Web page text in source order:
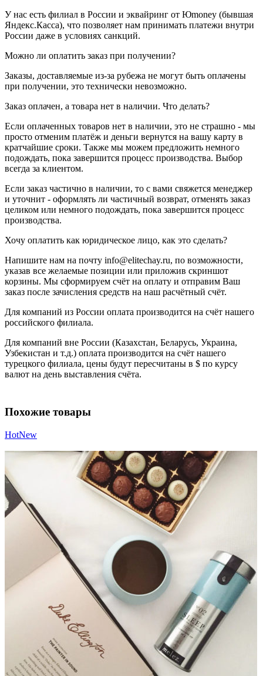
У нас есть филиал в России и эквайринг от Юmoney (бывшая
Яндекс.Касса), что позволяет нам принимать платежи внутри
России даже в условиях санкций.
Можно ли оплатить заказ при получении?
Заказы, доставляемые из-за рубежа не могут быть оплачены
при получении, это технически невозможно.
Заказ оплачен, а товара нет в наличии. Что делать?
Если оплаченных товаров нет в наличии, это не страшно - мы
просто отменим платёж и деньги вернутся на вашу карту в
кратчайшие сроки. Также мы можем предложить немного
подождать, пока завершится процесс производства. Выбор
всегда за клиентом.
Если заказ частично в наличии, то с вами свяжется менеджер
и уточнит - оформлять ли частичный возврат, отменять заказ
целиком или немного подождать, пока завершится процесс
производства.
Хочу оплатить как юридическое лицо, как это сделать?
Напишите нам на почту info@elitechay.ru, по возможности,
указав все желаемые позиции или приложив скриншот
корзины. Мы сформируем счёт на оплату и отправим Ваш
заказ после зачисления средств на наш расчётный счёт.
Для компаний из России оплата производится на счёт нашего
российского филиала.
Для компаний вне России (Казахстан, Беларусь, Украина,
Узбекистан и т.д.) оплата производится на счёт нашего
турецкого филиала, цены будут пересчитаны в $ по курсу
валют на день выставления счёта.
Похожие товары
HotNew